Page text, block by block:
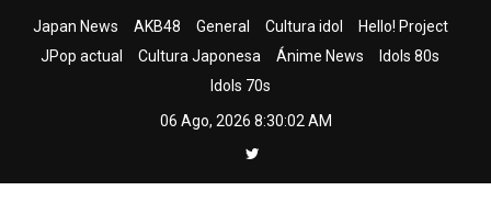
Japan News AKB48 General Cultura idol
Hello! Project
JPop actual
Cultura Japonesa Ánime News
Idols 80s
Idols 70s
06 Ago, 2026 8:30:03 AM